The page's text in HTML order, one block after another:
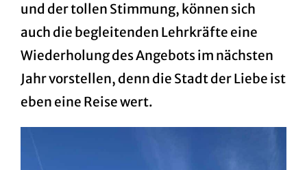
und der tollen Stimmung, können sich
auch die begleitenden Lehrkräfte eine
Wiederholung des Angebots im nächsten
Jahr vorstellen, denn die Stadt der Liebe ist
eben eine Reise wert.